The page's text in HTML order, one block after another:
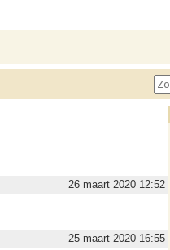
26 maart 2020 12:52
25 maart 2020 16:55